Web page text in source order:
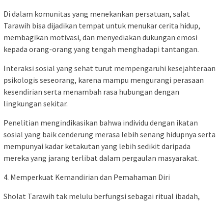
Di dalam komunitas yang menekankan persatuan, salat
Tarawih bisa dijadikan tempat untuk menukar cerita hidup,
membagikan motivasi, dan menyediakan dukungan emosi
kepada orang-orang yang tengah menghadapi tantangan.
Interaksi sosial yang sehat turut mempengaruhi kesejahteraan
psikologis seseorang, karena mampu mengurangi perasaan
kesendirian serta menambah rasa hubungan dengan
lingkungan sekitar.
Penelitian mengindikasikan bahwa individu dengan ikatan
sosial yang baik cenderung merasa lebih senang hidupnya serta
mempunyai kadar ketakutan yang lebih sedikit daripada
mereka yang jarang terlibat dalam pergaulan masyarakat.
4. Memperkuat Kemandirian dan Pemahaman Diri
Sholat Tarawih tak melulu berfungsi sebagai ritual ibadah,